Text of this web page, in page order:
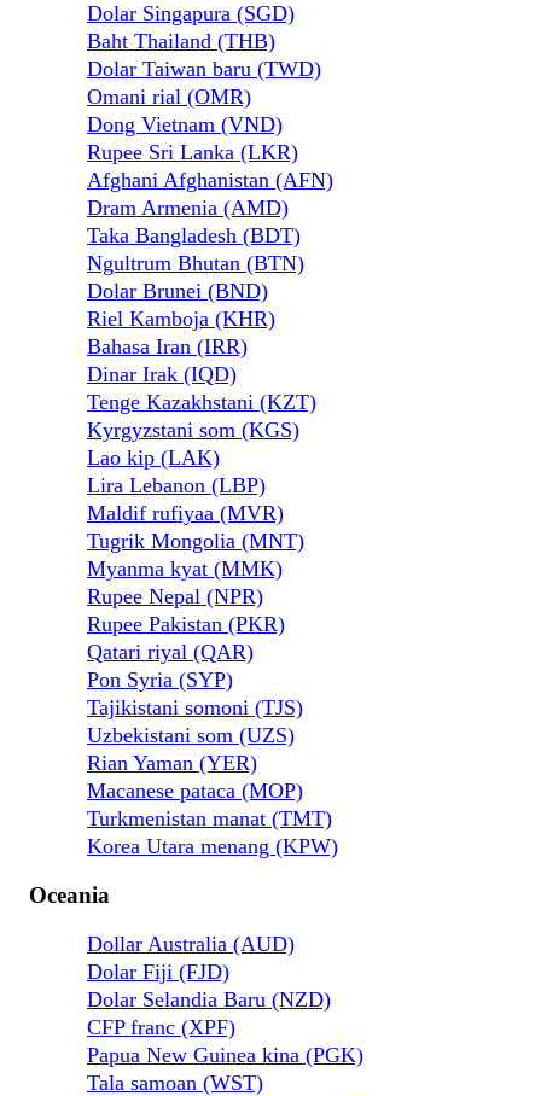
Dolar Singapura (SGD)
Baht Thailand (THB)
Dolar Taiwan baru (TWD)
Omani rial (OMR)
Dong Vietnam (VND)
Rupee Sri Lanka (LKR)
Afghani Afghanistan (AFN)
Dram Armenia (AMD)
Taka Bangladesh (BDT)
Ngultrum Bhutan (BTN)
Dolar Brunei (BND)
Riel Kamboja (KHR)
Bahasa Iran (IRR)
Dinar Irak (IQD)
Tenge Kazakhstani (KZT)
Kyrgyzstani som (KGS)
Lao kip (LAK)
Lira Lebanon (LBP)
Maldif rufiyaa (MVR)
Tugrik Mongolia (MNT)
Myanma kyat (MMK)
Rupee Nepal (NPR)
Rupee Pakistan (PKR)
Qatari riyal (QAR)
Pon Syria (SYP)
Tajikistani somoni (TJS)
Uzbekistani som (UZS)
Rian Yaman (YER)
Macanese pataca (MOP)
Turkmenistan manat (TMT)
Korea Utara menang (KPW)
Oceania
Dollar Australia (AUD)
Dolar Fiji (FJD)
Dolar Selandia Baru (NZD)
CFP franc (XPF)
Papua New Guinea kina (PGK)
Tala samoan (WST)